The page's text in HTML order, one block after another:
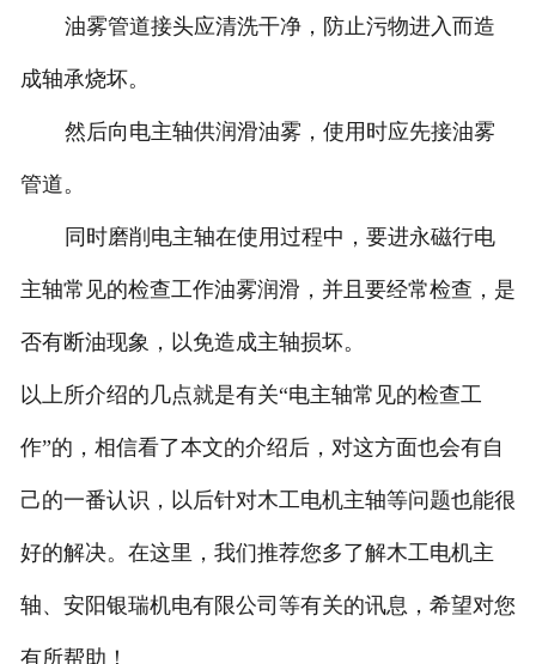
油雾管道接头应清洗干净，防止污物进入而造
成轴承烧坏。
然后向电主轴供润滑油雾，使用时应先接油雾
管道。
同时磨削电主轴在使用过程中，要进永磁行电
主轴常见的检查工作油雾润滑，并且要经常检查，是
否有断油现象，以免造成主轴损坏。
以上所介绍的几点就是有关“电主轴常见的检查工
作”的，相信看了本文的介绍后，对这方面也会有自
己的一番认识，以后针对木工电机主轴等问题也能很
好的解决。在这里，我们推荐您多了解木工电机主
轴、安阳银瑞机电有限公司等有关的讯息，希望对您
有所帮助！